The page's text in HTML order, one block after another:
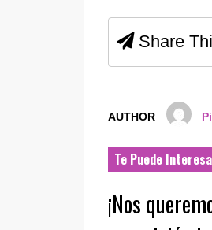
Share
AUTHOR
Te Puede
¡Nos